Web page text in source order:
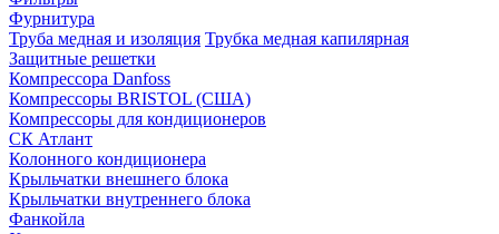
Фурнитура
Труба медная и изоляция Трубка медная капилярная
Защитные решетки
Компрессора Danfoss
Компрессоры BRISTOL (США)
Компрессоры для кондиционеров
СК Атлант
Колонного кондиционера
Крыльчатки внешнего блока
Крыльчатки внутреннего блока
Фанкойла